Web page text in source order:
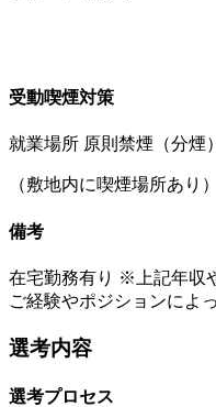
受動喫煙対策
就業場所 原則禁煙（分煙）
（敷地内に喫煙場所あり）
備考
在宅勤務有り ※上記年収
ご経験やポジションによ
選考内容
選考プロセス